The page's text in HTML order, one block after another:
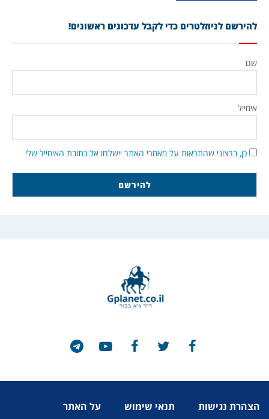
להירשם לניוזלטרים כדי לקבל עדכונים ראשונים!
שם
אימייל
כן, ברצוני שהתראות על מאמרי האתר יישלחו אל כתובת האימייל שלי
הצהרת נגישות תנאי שימוש על האתר